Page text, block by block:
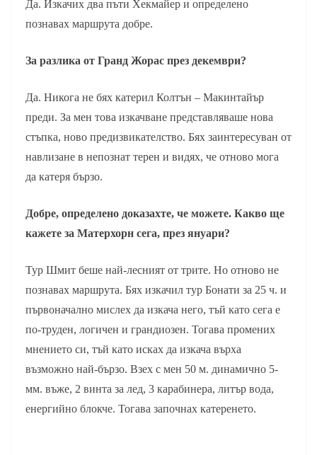
Да. Изкачих два пъти Хекмайер и определено
познавах маршрута добре.
За разлика от Гранд Жорас през декември?
Да. Никога не бях катерил Колтън – Макинтайър
преди. За мен това изкачване представляваше нова
стъпка, ново предизвикателство. Бях заинтересуван от
навлизане в непознат терен и видях, че отново мога
да катеря бързо.
Добре, определено доказахте, че можете. Какво ще
кажете за Матерхорн сега, през януари?
Тур Шмит беше най-лесният от трите. Но отново не
познавах маршрута. Бях изкачил тур Бонати за 25 ч. и
първоначално мислех да изкача него, тъй като сега е
по-труден, логичен и грандиозен. Тогава промених
мнението си, тъй като исках да изкача върха
възможно най-бързо. Взех с мен 50 м. динамично 5-
мм. въже, 2 винта за лед, 3 карабинера, литър вода,
енергийно блокче. Тогава започнах катеренето.